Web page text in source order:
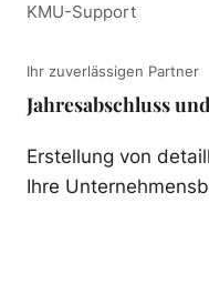
KMU-Support
Ihr zuverlässigen Partner
Jahresabschluss
Erstellung von
Ihre